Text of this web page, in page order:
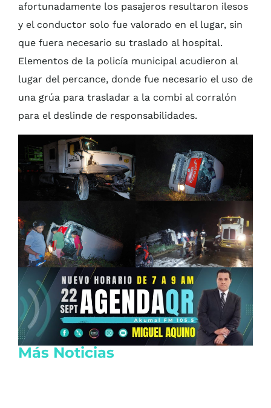
afortunadamente los pasajeros resultaron ilesos
y el conductor solo fue valorado en el lugar, sin
que fuera necesario su traslado al hospital.
Elementos de la policía municipal acudieron al
lugar del percance, donde fue necesario el uso de
una grúa para trasladar a la combi al corralón
para el deslinde de responsabilidades.
Más Noticias